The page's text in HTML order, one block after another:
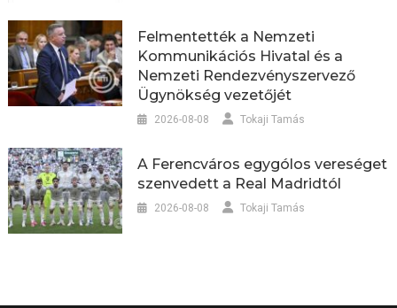
Felmentették a Nemzeti
Kommunikációs Hivatal és a
Nemzeti Rendezvényszervező
Ügynökség vezetőjét
2026-08-08 Tokaji Tamás
A Ferencváros egygólos vereséget
szenvedett a Real Madridtól
2026-08-08 Tokaji Tamás